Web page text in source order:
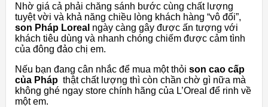
Nhờ giá cả phải chăng sánh bước cùng chất lượng
tuyệt vời và khả năng chiều lòng khách hàng “vô đối”,
son Pháp Loreal ngày càng gây được ấn tượng với
khách tiêu dùng và nhanh chóng chiếm được cảm tình
của đông đảo chị em.
Nếu bạn đang cân nhắc để mua một thỏi son cao cấp
của Pháp thật chất lượng thì còn chần chờ gì nữa mà
không ghé ngay store chính hãng của L’Oreal để rinh về
một em.